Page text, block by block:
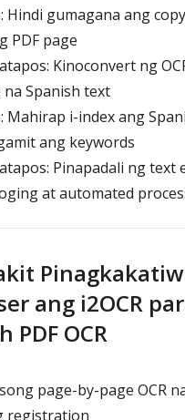
Hindi gumagana ang
PDF page
Kinoconvert ng
na Spanish text
Mahirap i-index ang
ang keywords
Pinapadali ng text
at automated
ang i2OCR
PDF OCR
page-by-page OCR
registration